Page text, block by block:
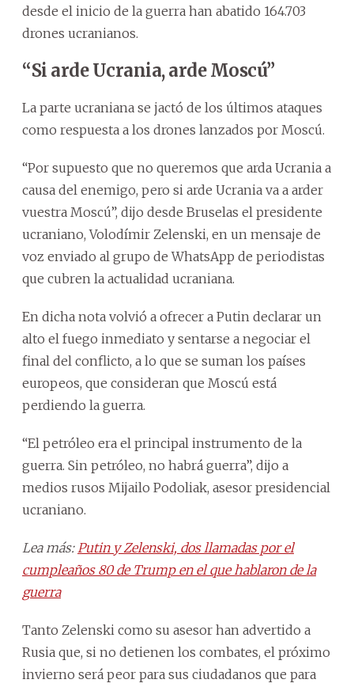
desde el inicio de la guerra han abatido 164.703
drones ucranianos.
“Si arde Ucrania, arde Moscú”
La parte ucraniana se jactó de los últimos ataques
como respuesta a los drones lanzados por Moscú.
“Por supuesto que no queremos que arda Ucrania a
causa del enemigo, pero si arde Ucrania va a arder
vuestra Moscú”, dijo desde Bruselas el presidente
ucraniano, Volodímir Zelenski, en un mensaje de
voz enviado al grupo de WhatsApp de periodistas
que cubren la actualidad ucraniana.
En dicha nota volvió a ofrecer a Putin declarar un
alto el fuego inmediato y sentarse a negociar el
final del conflicto, a lo que se suman los países
europeos, que consideran que Moscú está
perdiendo la guerra.
“El petróleo era el principal instrumento de la
guerra. Sin petróleo, no habrá guerra”, dijo a
medios rusos Mijailo Podoliak, asesor presidencial
ucraniano.
Lea más: Putin y Zelenski, dos llamadas por el
cumpleaños 80 de Trump en el que hablaron de la
guerra
Tanto Zelenski como su asesor han advertido a
Rusia que, si no detienen los combates, el próximo
invierno será peor para sus ciudadanos que para